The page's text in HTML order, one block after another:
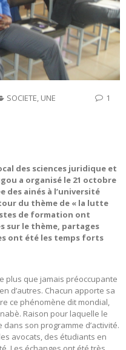
SOCIETE, UNE 1
des sciences juridique et
a organisé le 21 octobre
des ainés à l’université
du thème de « la lutte
de formation ont
sur le thème, partages
ont été les temps forts
plus que jamais préoccupante
d’autres. Chacun apporte sa
ce phénomène dit mondial,
Raison pour laquelle le
dans son programme d’activité.
avocats, des étudiants en